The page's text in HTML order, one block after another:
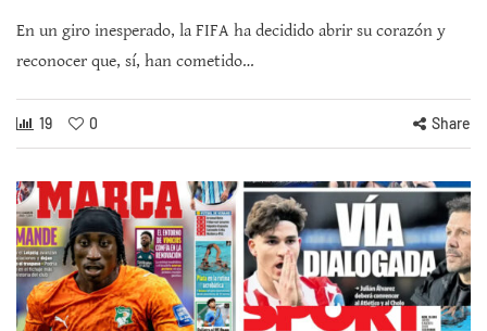
En un giro inesperado, la FIFA ha decidido abrir su corazón y
reconocer que, sí, han cometido…
19 0 Share